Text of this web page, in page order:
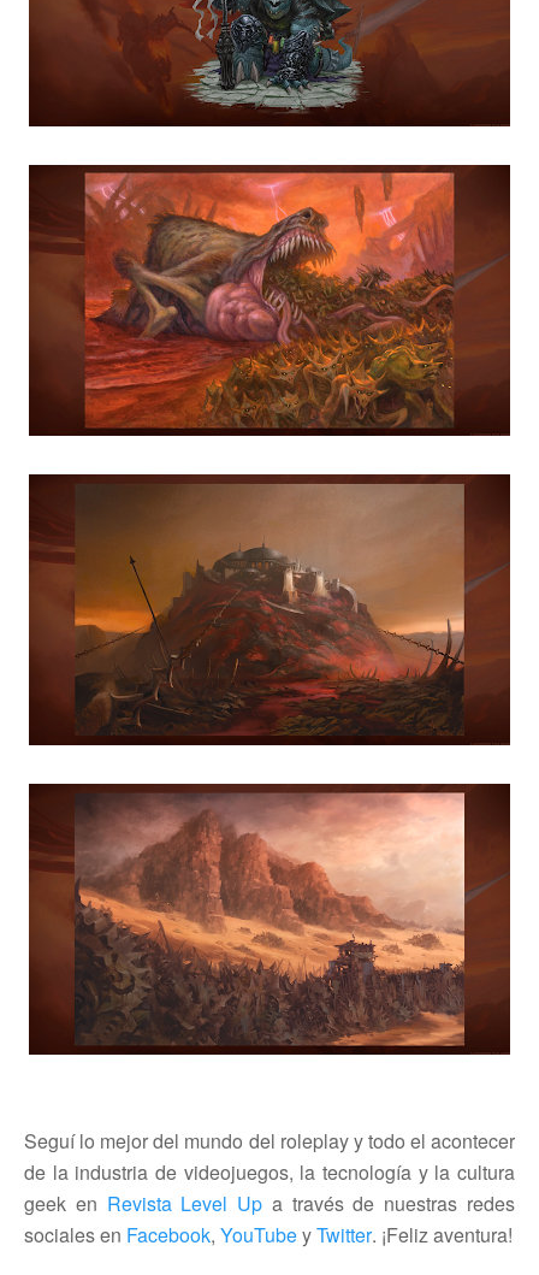
Seguí lo mejor del mundo del roleplay y todo el acontecer
de la industria de videojuegos, la tecnología y la cultura
geek en Revista Level Up a través de nuestras redes
sociales en Facebook, YouTubeyTwitter. ¡Feliz aventura!